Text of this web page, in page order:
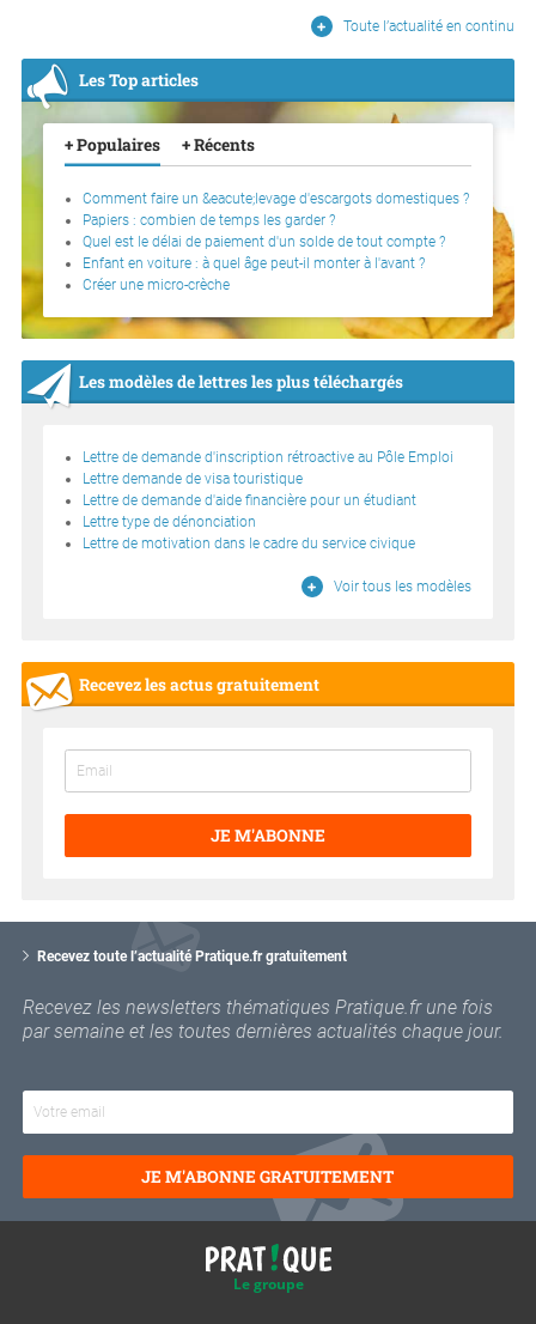
Toute l’actualité en continu
Les Top articles
+ Populaires + Récents
Comment faire un &eacute;levage d'escargots domestiques ?
Papiers : combien de temps les garder ?
Quel est le délai de paiement d'un solde de tout compte ?
Enfant en voiture : à quel âge peut-il monter à l'avant ?
Créer une micro-crèche
Les modèles de lettres les plus téléchargés
Lettre de demande d'inscription rétroactive au Pôle Emploi
Lettre demande de visa touristique
Lettre de demande d'aide financière pour un étudiant
Lettre type de dénonciation
Lettre de motivation dans le cadre du service civique
Voir tous les modèles
Recevez les actus gratuitement
JE M'ABONNE
Recevez toute l’actualité Pratique.fr gratuitement
Recevez les newsletters thématiques Pratique.fr une fois
par semaine et les toutes dernières actualités chaque jour.
o
r
e
e
JE M'ABONNE GRATUITEMENT
Le groupe